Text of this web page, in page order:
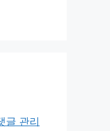
글 관리